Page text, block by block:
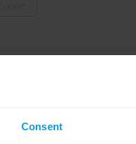
Consent